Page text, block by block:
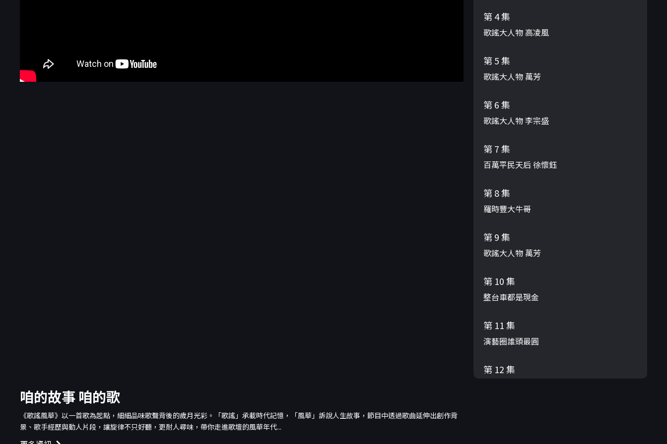
第 4 集
歌謠大人物 高凌風
第 5 集
歌謠大人物 萬芳
第 6 集
歌謠大人物 李宗盛
第 7 集
百萬平民天后 徐懷鈺
第 8 集
羅時豐大牛哥
第 9 集
歌謠大人物 萬芳
第 10 集
整台車都是現金
第 11 集
演藝圈誰頭最圓
第 12 集
咱的故事 咱的歌
《歌謠風華》以一首歌為起點，細細品味歌聲背後的歲月光彩。「歌謠」承載時代記憶，「風華」訴說人生故事，節目中透過歌曲延伸出創作背
景、歌手經歷與動人片段，讓旋律不只好聽，更耐人尋味，帶你走進歌壇的風華年代...